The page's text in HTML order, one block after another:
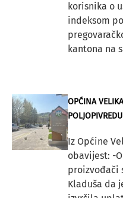
korisnika o
indeksom
kantona na
OPĆINA
Iz Općine
obavijest: -
proizvođači
Kladuša da